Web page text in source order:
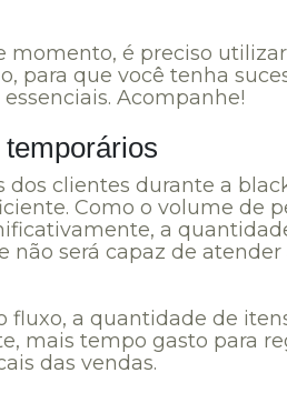
momento, é preciso
para que você tenha
Acompanhe!
dos clientes durante a
Como o volume de
a
será capaz de atender
fluxo, a quantidade de
mais tempo gasto para
das vendas.